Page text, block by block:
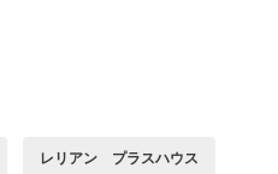
レリアン プラスハウス